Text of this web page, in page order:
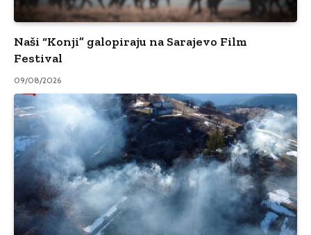
Naši “Konji” galopiraju na Sarajevo Film
Festival
09/08/2026